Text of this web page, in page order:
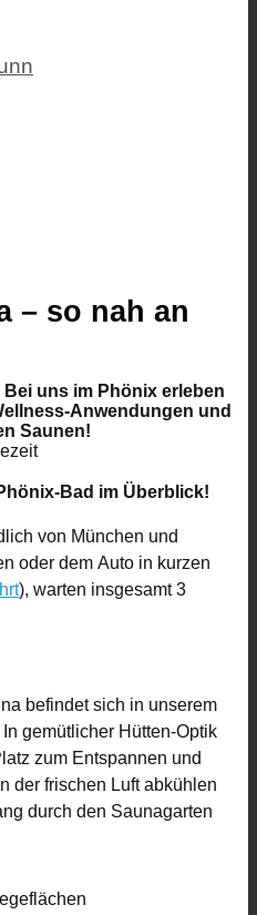
– so nah an
uns im Phönix erleben
Anwendungen und
Saunen!
Bad im Überblick!
von München und
oder dem Auto in kurzen
), warten insgesamt 3
befindet sich in unserem
gemütlicher Hütten-Optik
zum Entspannen und
der frischen Luft abkühlen
durch den Saunagarten